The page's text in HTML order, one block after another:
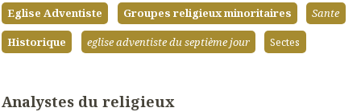
Eglise Adventiste
Groupes religieux minoritaires
Sante
Historique
eglise adventiste du septième jour Sectes
Analystes du religieux